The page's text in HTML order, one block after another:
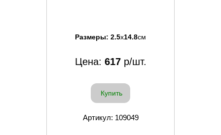
Размеры: 2.5x14.8см
Цена: 617р/шт.
Купить
Артикул: 109049